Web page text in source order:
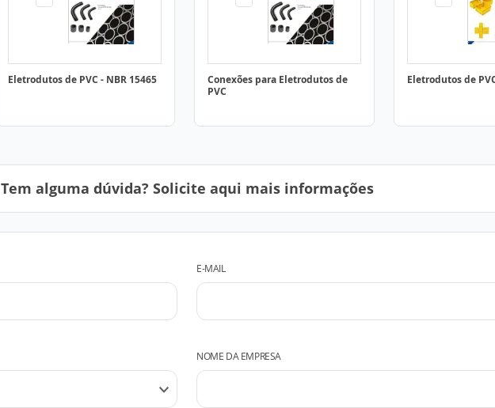
Eletrodutos de PVC - NBR 15465
Conexões para Eletrodutos de
PVC
Eletrodutos de
Tem alguma dúvida? Solicite aqui mais informações
E-MAIL
NOME DA EMPRESA